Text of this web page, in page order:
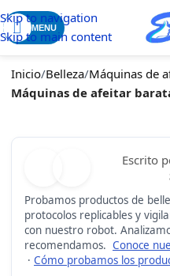
Skip to navigation
Skip to main content
MENU
Inicio/Belleza/Máquinas de
Máquinas de afeitar
Escrito
Probamos productos de
protocolos replicables y
con nuestro robot.
recomendamos. Conoce
· Cómo probamos los